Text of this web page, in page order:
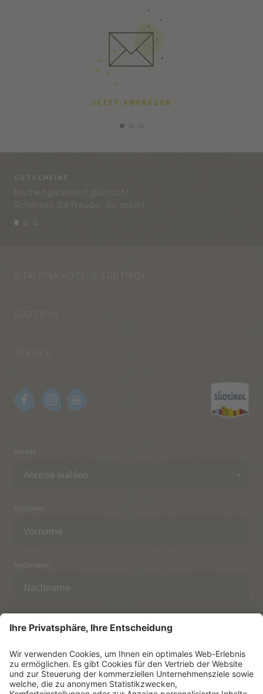
JETZT ANFRAGEN
GUTSCHEINE
Machen garantiert glücklich!
Schenken Sie Freude, die anhält.
VITALPINA HOTELS SÜDTIROL
Anrede
Vorname
Nachname
Ich habe dieDatenschutzerklärungzur Kenntnis